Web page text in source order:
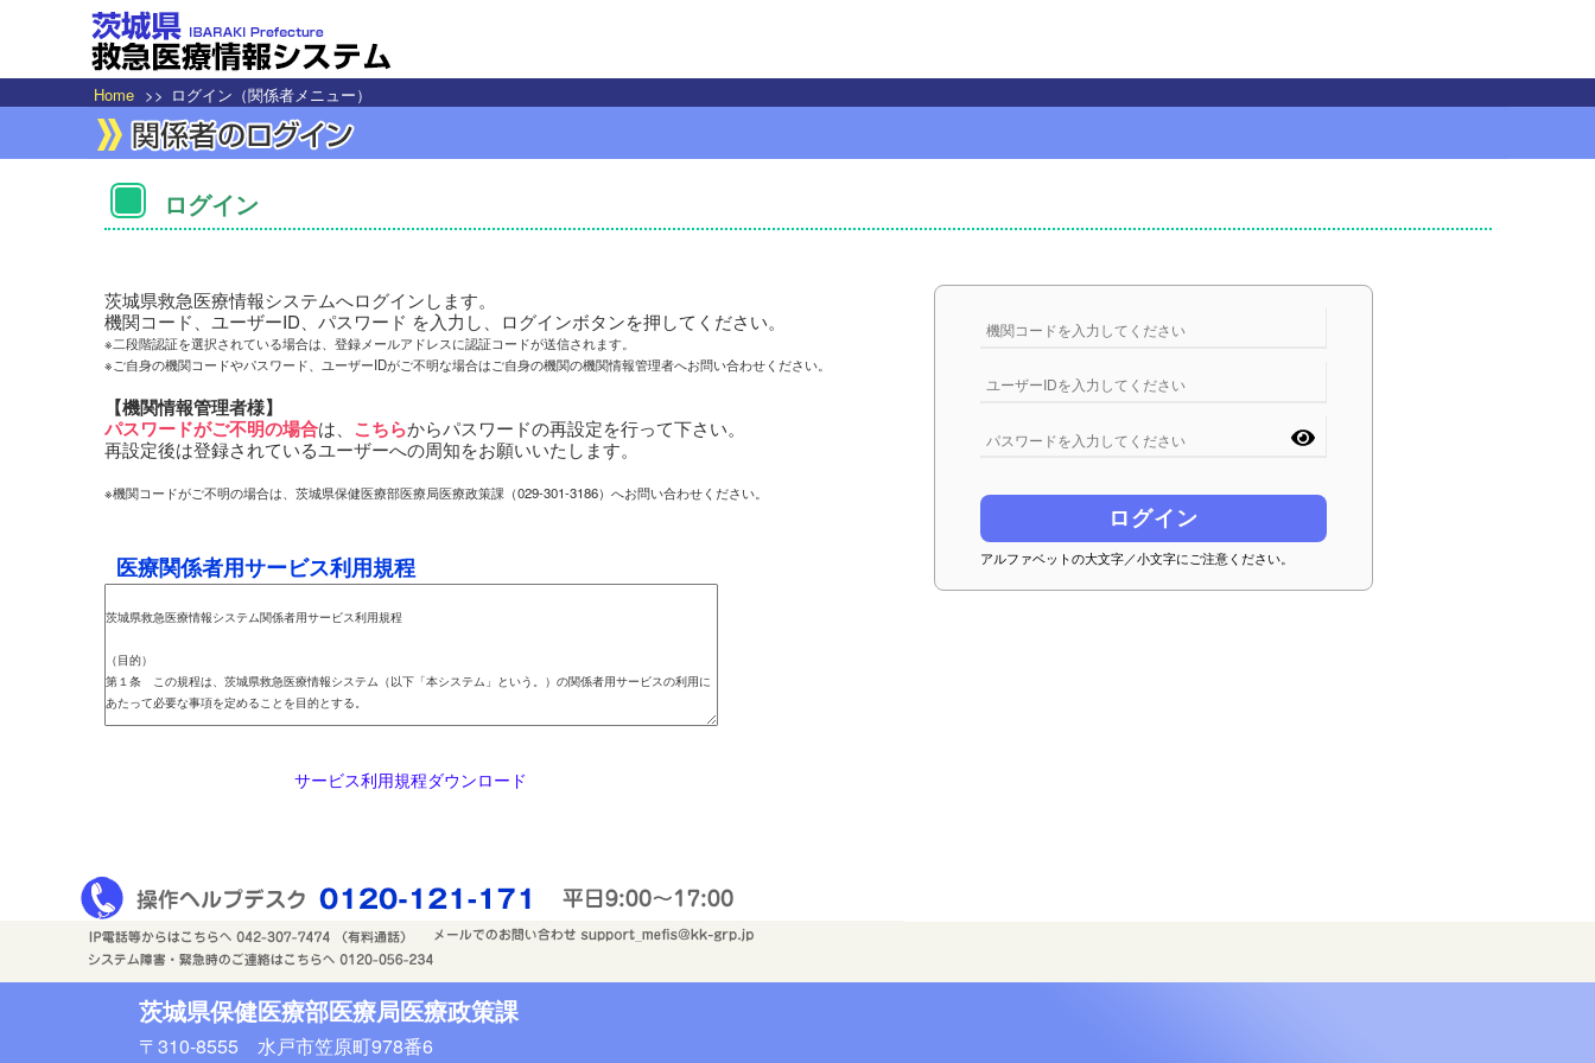
Home >> ログイン（関係者メニュー）
ログイン
茨城県救急医療情報システムへログインします。
機関コード、ユーザーID、パスワード を入力し、ログインボタンを押してください。
※二段階認証を選択されている場合は、登録メールアドレスに認証コードが送信されます。
※ご自身の機関コードやパスワード、ユーザーIDがご不明な場合はご自身の機関の機関情報管理者へお問い合わせください。
【機関情報管理者様】
パスワードがご不明の場合は、 こちらからパスワードの再設定を行って下さい。
再設定後は登録されているユーザーへの周知をお願いいたします。
※機関コードがご不明の場合は、茨城県保健医療部医療局医療政策課（029-301-3186）へお問い合わせください。
医療関係者用サービス利用規程
サービス利用規程ダウンロード
アルファベットの大文字／小文字にご注意ください。
茨城県保健医療部医療局医療政策課
〒310-8555 水戸市笠原町978番6